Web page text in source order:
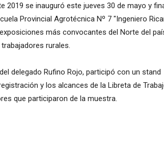
2019 se inauguró este jueves 30 de mayo y
Provincial Agrotécnica Nº 7 "Ingeniero
más convocantes del Norte del
rurales.
delegado Rufino Rojo, participó con un stand
y los alcances de la Libreta de
que participaron de la muestra.